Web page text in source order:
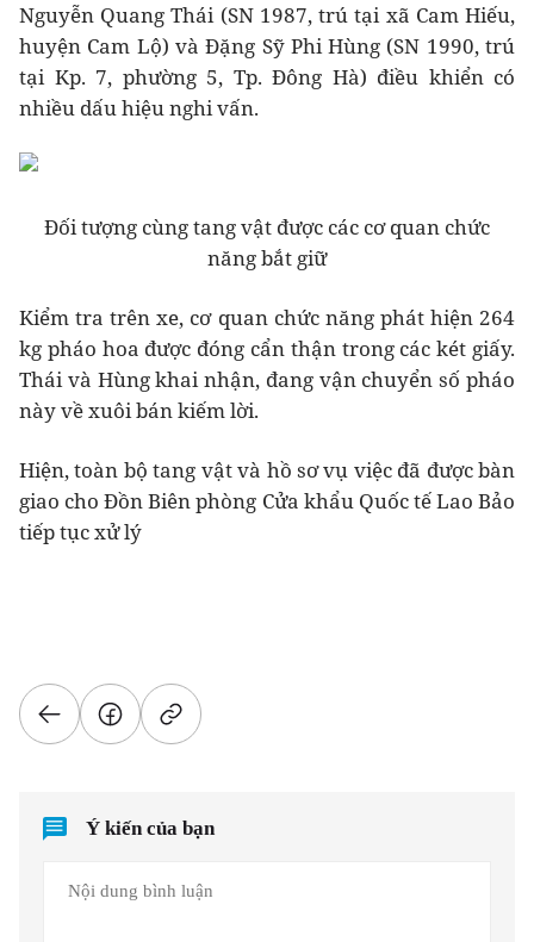
Nguyễn Quang Thái (SN 1987, trú tại xã Cam Hiếu,
huyện Cam Lộ) và Đặng Sỹ Phi Hùng (SN 1990, trú
tại Kp. 7, phường 5, Tp. Đông Hà) điều khiển có
nhiều dấu hiệu nghi vấn.
Đối tượng cùng tang vật được các cơ quan chức
năng bắt giữ
Kiểm tra trên xe, cơ quan chức năng phát hiện 264
kg pháo hoa được đóng cẩn thận trong các két giấy.
Thái và Hùng khai nhận, đang vận chuyển số pháo
này về xuôi bán kiếm lời.
Hiện, toàn bộ tang vật và hồ sơ vụ việc đã được bàn
giao cho Đồn Biên phòng Cửa khẩu Quốc tế Lao Bảo
tiếp tục xử lý
Ý kiến của bạn